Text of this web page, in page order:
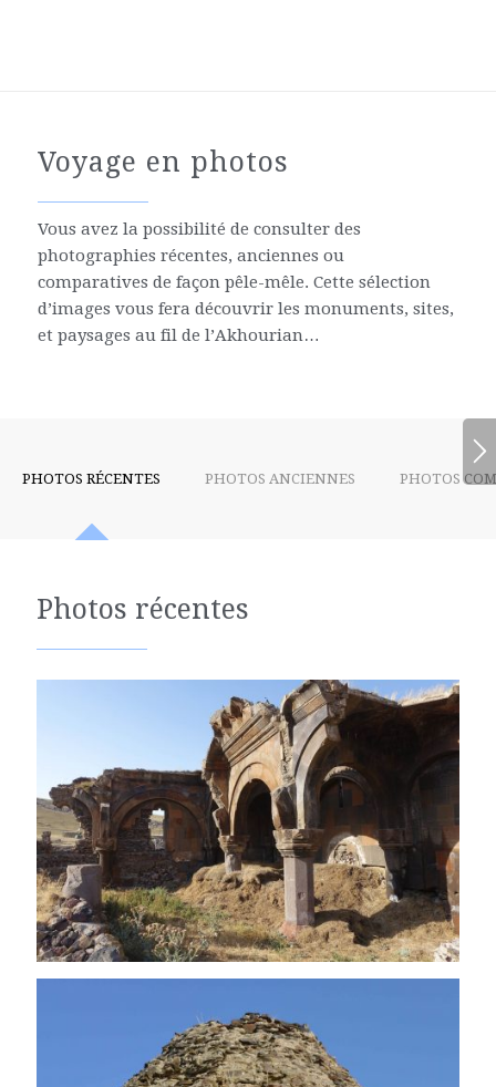
Voyage en photos
Vous avez la possibilité de consulter des
photographies récentes, anciennes ou
comparatives de façon pêle-mêle. Cette sélection
d’images vous fera découvrir les monuments, sites,
et paysages au fil de l’Akhourian…
PHOTOS RÉCENTES PHOTOS ANCIENNES PHOTOS
Photos récentes